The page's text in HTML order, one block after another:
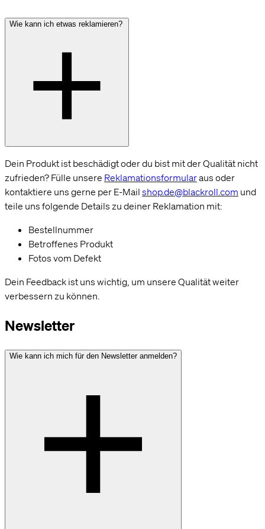
Wie kann ich etwas reklamieren?
Dein Produkt ist beschädigt oder du bist mit der Qualität nicht
zufrieden? Fülle unsere Reklamationsformularaus oder
kontaktiere uns gerne per E-Mail shop.de@blackroll.com und
teile uns folgende Details zu deiner Reklamation mit:
Bestellnummer
Betroffenes Produkt
Fotos vom Defekt
Dein Feedback ist uns wichtig, um unsere Qualität weiter
verbessern zu können.
Newsletter
Wie kann ich mich für den Newsletter anmelden?